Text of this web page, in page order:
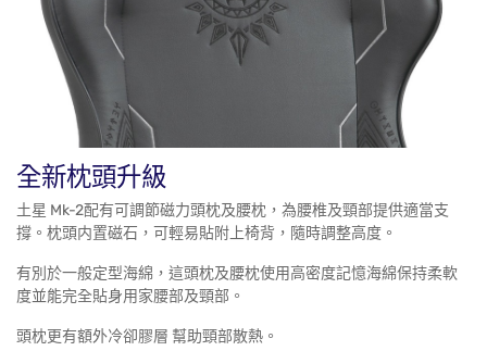
全新枕頭升級
土星 Mk-2配有可調節磁力頭枕及腰枕，為腰椎及頸部提供適當支
撐。枕頭内置磁石，可輕易貼附上椅背，隨時調整高度。
有別於一般定型海綿，這頭枕及腰枕使用高密度記憶海綿保持柔軟
度並能完全貼身用家腰部及頸部。
頭枕更有額外冷卻膠層 幫助頸部散熱。